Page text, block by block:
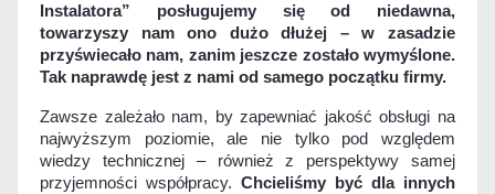
Instalatora” posługujemy się od niedawna,
towarzyszy nam ono dużo dłużej – w zasadzie
przyświecało nam, zanim jeszcze zostało wymyślone.
Tak naprawdę jest z nami od samego początku firmy.
Zawsze zależało nam, by zapewniać jakość obsługi na
najwyższym poziomie, ale nie tylko pod względem
wiedzy technicznej – również z perspektywy samej
przyjemności współpracy. Chcieliśmy być dla innych